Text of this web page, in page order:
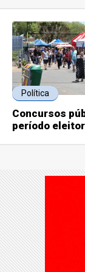
Política
Concursos
período